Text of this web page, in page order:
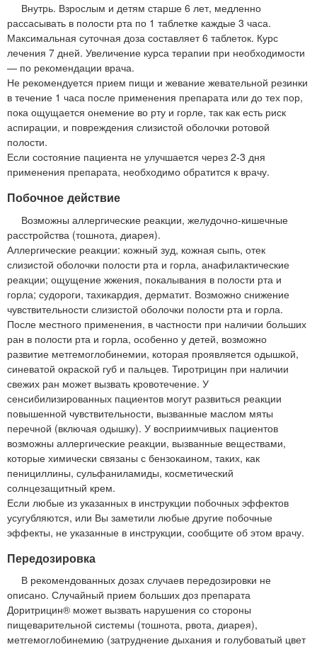
Внутрь. Взрослым и детям старше 6 лет, медленно
рассасывать в полости рта по 1 таблетке каждые 3 часа.
Максимальная суточная доза составляет 6 таблеток. Курс
лечения 7 дней. Увеличение курса терапии при необходимости
— по рекомендации врача.
Не рекомендуется прием пищи и жевание жевательной резинки
в течение 1 часа после применения препарата или до тех пор,
пока ощущается онемение во рту и горле, так как есть риск
аспирации, и повреждения слизистой оболочки ротовой
полости.
Если состояние пациента не улучшается через 2-3 дня
применения препарата, необходимо обратится к врачу.
Побочное действие
Возможны аллергические реакции, желудочно-кишечные
расстройства (тошнота, диарея).
Аллергические реакции: кожный зуд, кожная сыпь, отек
слизистой оболочки полости рта и горла, анафилактические
реакции; ощущение жжения, покалывания в полости рта и
горла; судороги, тахикардия, дерматит. Возможно снижение
чувствительности слизистой оболочки полости рта и горла.
После местного применения, в частности при наличии больших
ран в полости рта и горла, особенно у детей, возможно
развитие метгемоглобинемии, которая проявляется одышкой,
синеватой окраской губ и пальцев. Тиротрицин при наличии
свежих ран может вызвать кровотечение. У
сенсибилизированных пациентов могут развиться реакции
повышенной чувствительности, вызванные маслом мяты
перечной (включая одышку). У восприимчивых пациентов
возможны аллергические реакции, вызванные веществами,
которые химически связаны с бензокаином, таких, как
пенициллины, сульфаниламиды, косметический
солнцезащитный крем.
Если любые из указанных в инструкции побочных эффектов
усугубляются, или Вы заметили любые другие побочные
эффекты, не указанные в инструкции, сообщите об этом врачу.
Передозировка
В рекомендованных дозах случаев передозировки не
описано. Случайный прием больших доз препарата
Доритрицин® может вызвать нарушения со стороны
пищеварительной системы (тошнота, рвота, диарея),
метгемоглобинемию (затруднение дыхания и голубоватый цвет